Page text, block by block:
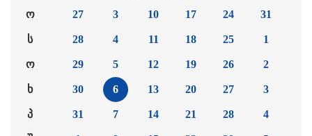
ო
ს
ო
ხ
პ
27
28
29
30
31
3
4
5
6
7
10
11
12
13
14
17
18
19
20
21
24
25
26
27
28
31
1
2
3
4